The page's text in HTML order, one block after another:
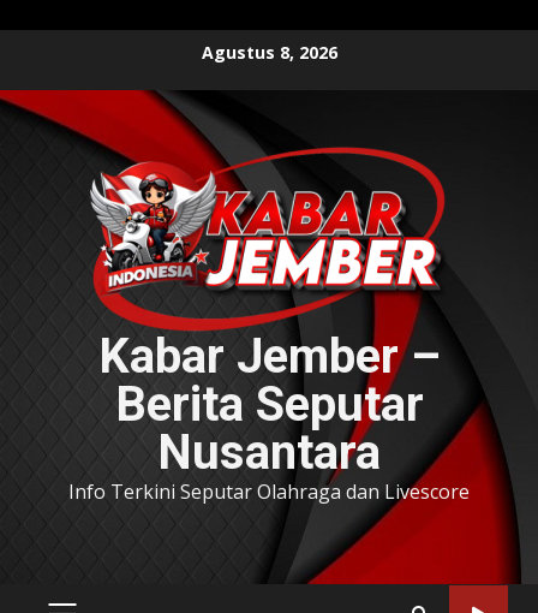
content
Agustus 8, 2026
Kabar Jember –
Berita Seputar
Nusantara
Info Terkini Seputar Olahraga dan Livescore